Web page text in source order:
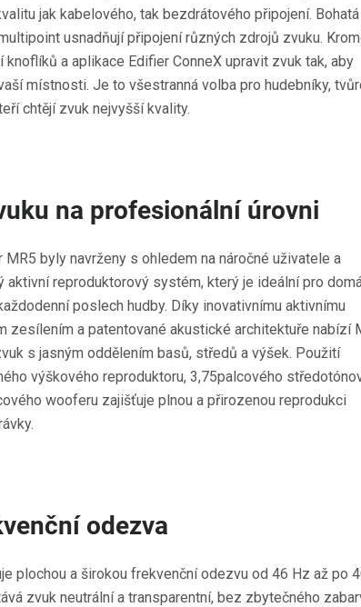
jak kabelového, tak bezdrátového připojení.
usnadňují připojení různých zdrojů zvuku.
a aplikace Edifier ConneX upravit zvuk tak, aby
místnosti. Je to všestranná volba pro hudebníky,
chtějí zvuk nejvyšší kvality.
na profesionální úrovni
MR5 byly navrženy s ohledem na náročné uživatele a
aktivní reproduktorový systém, který je ideální pro
poslech hudby. Díky inovativnímu aktivnímu
zesílením a patentované akustické architektuře nabízí
s jasným oddělením basů, středů a výšek. Použití
výškového reproduktoru, 3,75palcového
wooferu zajišťuje plnou a přirozenou reprodukci
odezva
plochou a širokou frekvenční odezvu od 46 Hz až po
zvuk neutrální a transparentní, bez zbytečného